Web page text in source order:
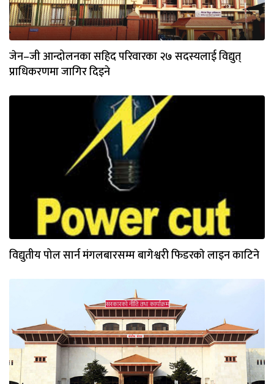
जेन–जी आन्दोलनका सहिद परिवारका २७ सदस्यलाई विद्युत्
प्राधिकरणमा जागिर दिइने
विद्युतीय पोल सार्न मंगलबारसम्म बागेश्वरी फिडरकाे लाइन काटिने